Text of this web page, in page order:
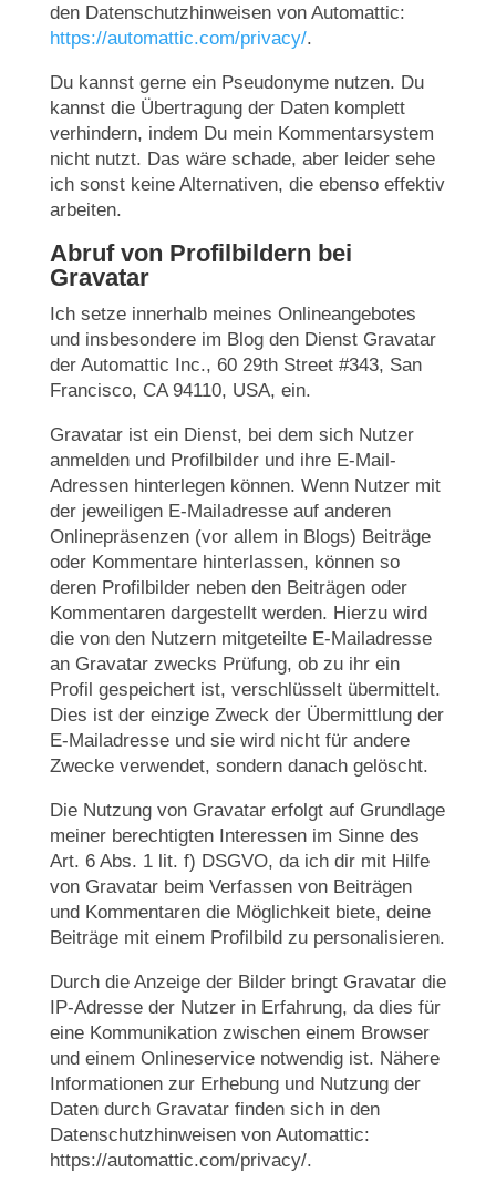
den Datenschutzhinweisen von Automattic:
https://automattic.com/privacy/.
Du kannst gerne ein Pseudonyme nutzen. Du
kannst die Übertragung der Daten komplett
verhindern, indem Du mein Kommentarsystem
nicht nutzt. Das wäre schade, aber leider sehe
ich sonst keine Alternativen, die ebenso effektiv
arbeiten.
Abruf von Profilbildern bei
Gravatar
Ich setze innerhalb meines Onlineangebotes
und insbesondere im Blog den Dienst Gravatar
der Automattic Inc., 60 29th Street #343, San
Francisco, CA 94110, USA, ein.
Gravatar ist ein Dienst, bei dem sich Nutzer
anmelden und Profilbilder und ihre E-Mail-
Adressen hinterlegen können. Wenn Nutzer mit
der jeweiligen E-Mailadresse auf anderen
Onlinepräsenzen (vor allem in Blogs) Beiträge
oder Kommentare hinterlassen, können so
deren Profilbilder neben den Beiträgen oder
Kommentaren dargestellt werden. Hierzu wird
die von den Nutzern mitgeteilte E-Mailadresse
an Gravatar zwecks Prüfung, ob zu ihr ein
Profil gespeichert ist, verschlüsselt übermittelt.
Dies ist der einzige Zweck der Übermittlung der
E-Mailadresse und sie wird nicht für andere
Zwecke verwendet, sondern danach gelöscht.
Die Nutzung von Gravatar erfolgt auf Grundlage
meiner berechtigten Interessen im Sinne des
Art. 6 Abs. 1 lit. f) DSGVO, da ich dir mit Hilfe
von Gravatar beim Verfassen von Beiträgen
und Kommentaren die Möglichkeit biete, deine
Beiträge mit einem Profilbild zu personalisieren.
Durch die Anzeige der Bilder bringt Gravatar die
IP-Adresse der Nutzer in Erfahrung, da dies für
eine Kommunikation zwischen einem Browser
und einem Onlineservice notwendig ist. Nähere
Informationen zur Erhebung und Nutzung der
Daten durch Gravatar finden sich in den
Datenschutzhinweisen von Automattic:
https://automattic.com/privacy/.